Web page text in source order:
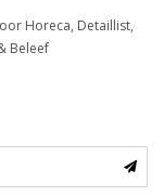
Horeca, Detaillist,
Beleef